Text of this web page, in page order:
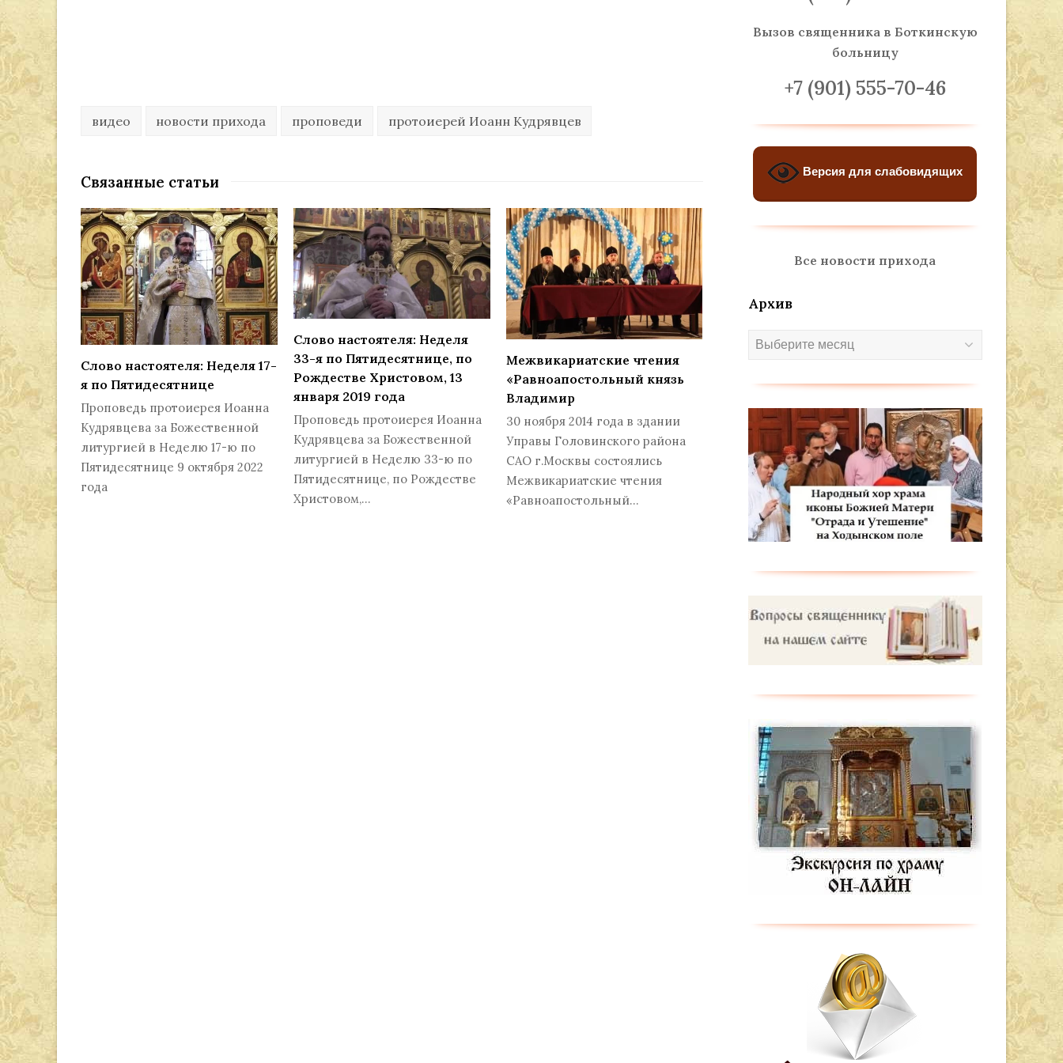
видео новости прихода проповеди протоиерей Иоанн Кудрявцев
Связанные статьи
Слово настоятеля: Неделя 17-
я по Пятидесятнице
Проповедь протоиерея Иоанна
Кудрявцева за Божественной
литургией в Неделю 17-ю по
Пятидесятнице 9 октября 2022
года
Слово настоятеля: Неделя
33-я по Пятидесятнице, по
Рождестве Христовом, 13
января 2019 года
Проповедь протоиерея Иоанна
Кудрявцева за Божественной
литургией в Неделю 33-ю по
Пятидесятнице, по Рождестве
Христовом,…
Межвикариатские чтения
«Равноапостольный князь
Владимир
30 ноября 2014 года в здании
Управы Головинского района
САО г.Москвы состоялись
Межвикариатские чтения
«Равноапостольный…
Вызов священника в Боткинскую
больницу
+7 (901) 555-70-46
Версия для слабовидящих
Все новости прихода
Архив
Архив